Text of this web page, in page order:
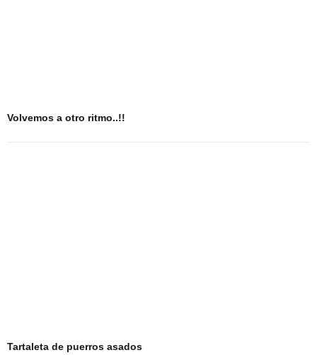
Volvemos a otro ritmo..!!
Tartaleta de puerros asados